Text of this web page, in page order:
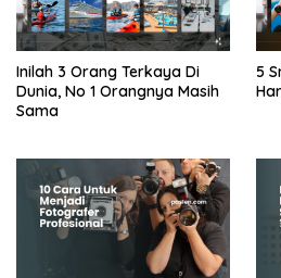
Inilah 3 Orang Terkaya Di
Dunia, No 1 Orangnya Masih
Sama
5